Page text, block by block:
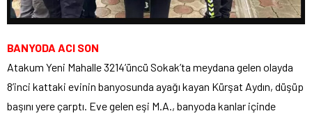
BANYODA ACI SON
Atakum Yeni Mahalle 3214’üncü Sokak’ta meydana gelen olayda
8’inci kattaki evinin banyosunda ayağı kayan Kürşat Aydın, düşüp
başını yere çarptı. Eve gelen eşi M.A., banyoda kanlar içinde